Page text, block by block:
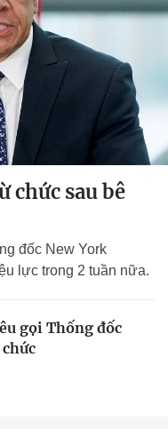
chức sau bê
đốc New York
lực trong 2 tuần nữa.
gọi Thống đốc